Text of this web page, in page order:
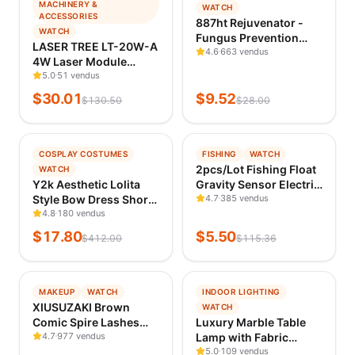
Men's
Shirts
Shorts
Shorts
Dresses
Home
Merchandises
Hunting
Camping
& Hiking
Fitness
Supplies
Stationery
Sticker
TENDANCE
VÉRIFIÉ IL Y A 1 J
MACHINERY &
ACCESSORIES
WATCH
LASER TREE LT-20W-A
4W Laser Module
450nm TTL Blue Light
Laser Engraver Head
for Laser Cutting
5.0 51 vendus
$30.01$130.50
TENDANCE
VÉRIFIÉ IL Y A 1 J
WATCH
887ht Rejuvenator -
Fungus Prevention
Technology -
Safety Sensor
4.6 663 vendus
$9.52$28.00
96 %
TENDANCE
VÉRIFIÉ IL Y A 1 J
COSPLAY COSTUMES
WATCH
Y2k Aesthetic Lolita
Style Bow Dress Shorts
Set Japanese Women
Gothic Lace Flare
Sleeve Button Shirt
4.8 180 vendus
$17.80$412.00
−95%
TENDANCE
VÉRIFIÉ IL Y A 1 J
FISHING WATCH
2pcs/Lot Fishing Float
Gravity Sensor Electric
Floaters Smart IC
Antenna Change Color
LED Luminous Bobbers
4.7 385 vendus
$5.50$115.36
−99%
TENDANCE
VÉRIFIÉ IL Y A 1 J
MAKEUP WATCH
XIUSUZAKI Brown
Comic Spire Lashes
Automatic Flowering
4.7 977 vendus
−71%
TENDANCE
VÉRIFIÉ IL Y A 1 J
INDOOR LIGHTING
WATCH
Luxury Marble Table
Lamp with Fabric
Shade | Modern
5.0 109 vendus